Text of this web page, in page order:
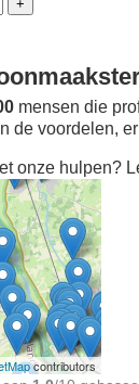
mensen die
de voordelen,
onze hulpen?
bij
contributors